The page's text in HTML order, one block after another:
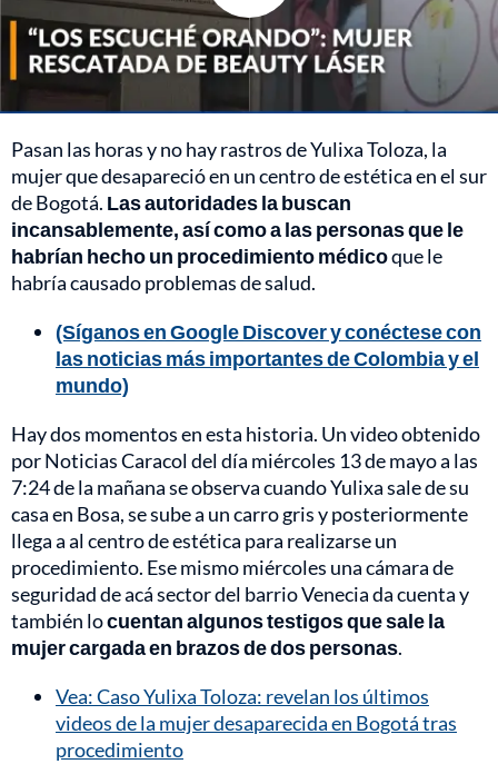
Pasan las horas y no hay rastros de Yulixa Toloza, la
mujer que desapareció en un centro de estética en el sur
de Bogotá. Las autoridades la buscan
incansablemente, así como a las personas que le
habrían hecho un procedimiento médicoque le
habría causado problemas de salud.
(Síganos en Google Discover y conéctese con
las noticias más importantes de Colombia y el
mundo)
Hay dos momentos en esta historia. Un video obtenido
por Noticias Caracol del día miércoles 13 de mayo a las
7:24 de la mañana se observa cuando Yulixa sale de su
casa en Bosa, se sube a un carro gris y posteriormente
llega a al centro de estética para realizarse un
procedimiento. Ese mismo miércoles una cámara de
seguridad de acá sector del barrio Venecia da cuenta y
también locuentan algunos testigos que sale la
mujer cargada en brazos de dos personas.
Vea: Caso Yulixa Toloza: revelan los últimos
videos de la mujer desaparecida en Bogotá tras
procedimiento